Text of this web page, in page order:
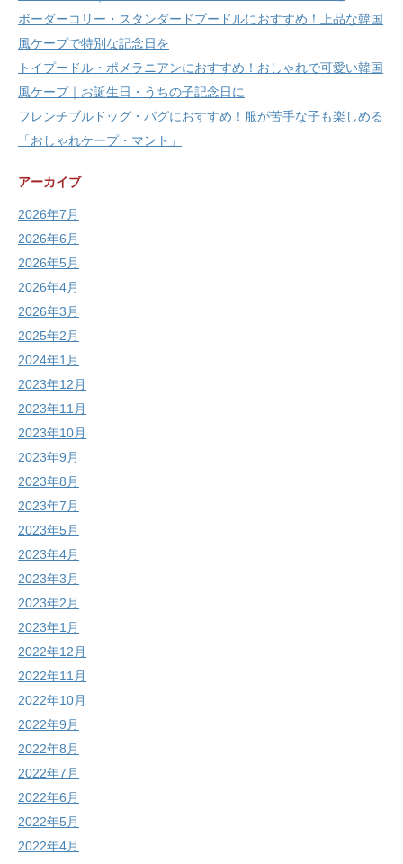
ボーダーコリー・スタンダードプードルにおすすめ！上品な韓国
風ケープで特別な記念日を
トイプードル・ポメラニアンにおすすめ！おしゃれで可愛い韓国
風ケープ｜お誕生日・うちの子記念日に
フレンチブルドッグ・パグにおすすめ！服が苦手な子も楽しめる
「おしゃれケープ・マント」
アーカイブ
2026年7月
2026年6月
2026年5月
2026年4月
2026年3月
2025年2月
2024年1月
2023年12月
2023年11月
2023年10月
2023年9月
2023年8月
2023年7月
2023年5月
2023年4月
2023年3月
2023年2月
2023年1月
2022年12月
2022年11月
2022年10月
2022年9月
2022年8月
2022年7月
2022年6月
2022年5月
2022年4月